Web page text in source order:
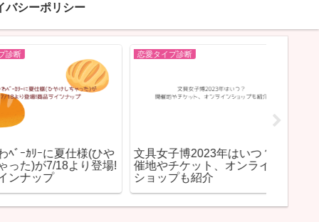
バシーポリシー
ｰに夏仕様(ひや
が7/18より登場!
ップ
恋愛タイプ診断
文具女子博2023年はいつ？開
催地やチケット、オンライン
ショップも紹介